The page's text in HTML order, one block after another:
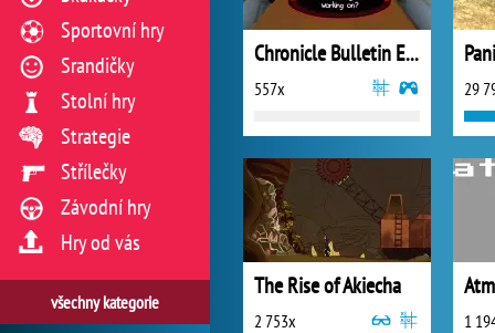
Chronicle Bulletin Episode 3
557x 29
The Rise of Akiecha
2 753x 1
Sportovní hry
Srandičky
Stolní hry
Strategie
Střílečky
Závodní hry
Hry od vás
všechny kategorie